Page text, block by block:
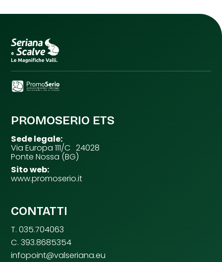
PROMOSERIO ETS
Sede legale:
Via Europa 111/C 24028
Ponte Nossa (BG)
Sito web:
www.promoserio.it
CONTATTI
T. 035.704063
C. 393.8685354
infopoint@valseriana.eu